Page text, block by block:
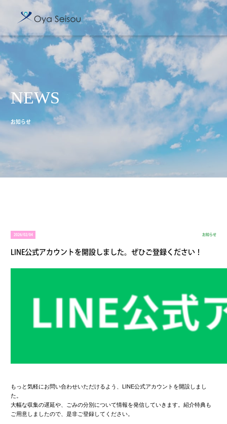
NEWS
お知らせ
2026/02/04 お知らせ
LINE公式アカウントを開設しました。ぜひご登録ください！
もっと気軽にお問い合わせいただけるよう、LINE公式アカウントを開設しまし
た。
大幅な収集の遅延や、ごみの分別について情報を発信していきます。紹介特典も
ご用意しましたので、是非ご登録してください。